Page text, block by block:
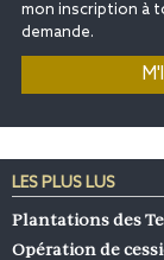
mon inscription à
demande.
LES PLUS LUS
Plantations des
Opération de